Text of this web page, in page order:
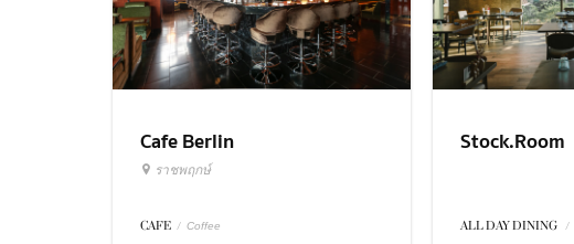
Cafe Berlin
ราชพฤกษ์
CAFE / Coffee
Stock.Room
ALL DAY DINING /